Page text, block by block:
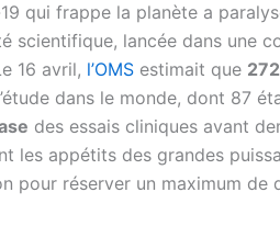
qui frappe la planète a
scientifique, lancée dans une
16 avril, l’OMS estimait que
dans le monde, dont 87
des essais cliniques avant
les appétits des grandes
pour réserver un maximum de